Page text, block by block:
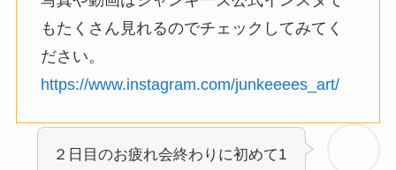
もたくさん見れるのでチェックしてみてく
ださい。
https://www.instagram.com/junkeeees_art/
人でスペースをやりました。